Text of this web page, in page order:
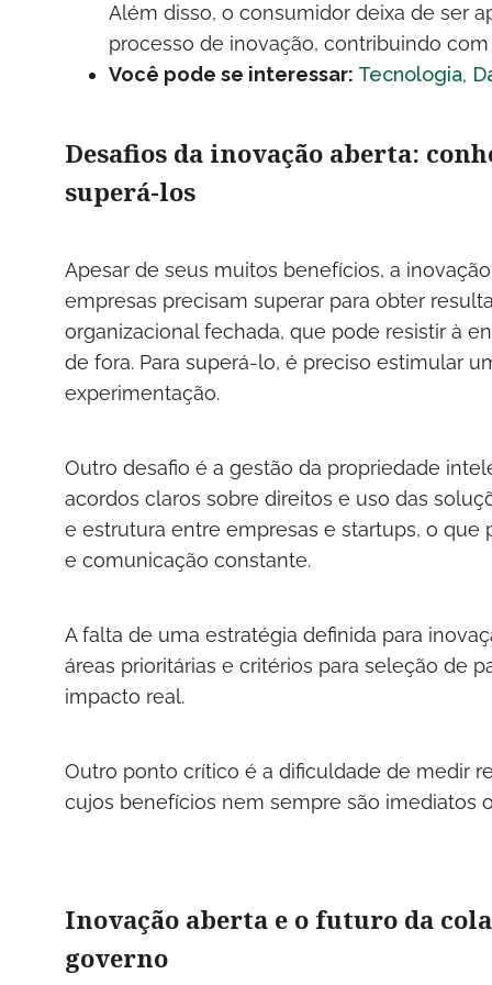
Além disso, o consumidor deixa de ser
processo de inovação, contribuindo
Você pode se interessar: Tecnologia,
Desafios da inovação aberta:
superá-los
Apesar de seus muitos benefícios, a
empresas precisam superar para obter
organizacional fechada, que pode resistir à
de fora. Para superá-lo, é preciso estimular
experimentação.
Outro desafio é a gestão da propriedade
acordos claros sobre direitos e uso das
e estrutura entre empresas e startups, o
e comunicação constante.
A falta de uma estratégia definida para
áreas prioritárias e critérios para seleção de
impacto real.
Outro ponto crítico é a dificuldade de medir
cujos benefícios nem sempre são imediatos
Inovação aberta e o futuro da
governo